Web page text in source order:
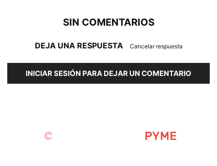
SIN COMENTARIOS
DEJA UNA RESPUESTA Cancelar respuesta
INICIAR SESIÓN PARA DEJAR UN COMENTARIO